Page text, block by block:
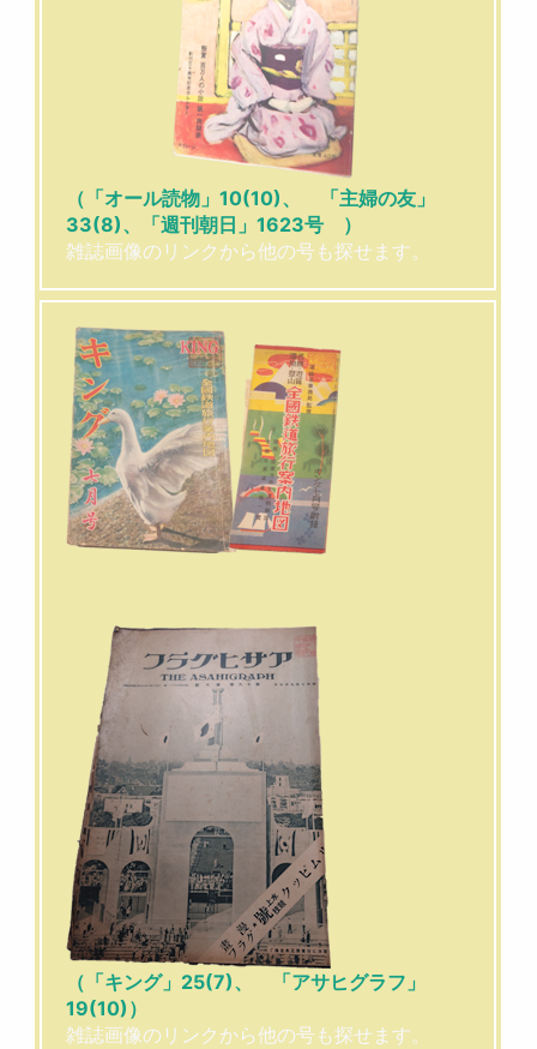
（「オール読物」10(10)、 「主婦の友」
33(8)、「週刊朝日」1623号 ）
雑誌画像のリンクから他の号も探せます。
（「キング」25(7)、 「アサヒグラフ」
19(10)）
雑誌画像のリンクから他の号も探せます。